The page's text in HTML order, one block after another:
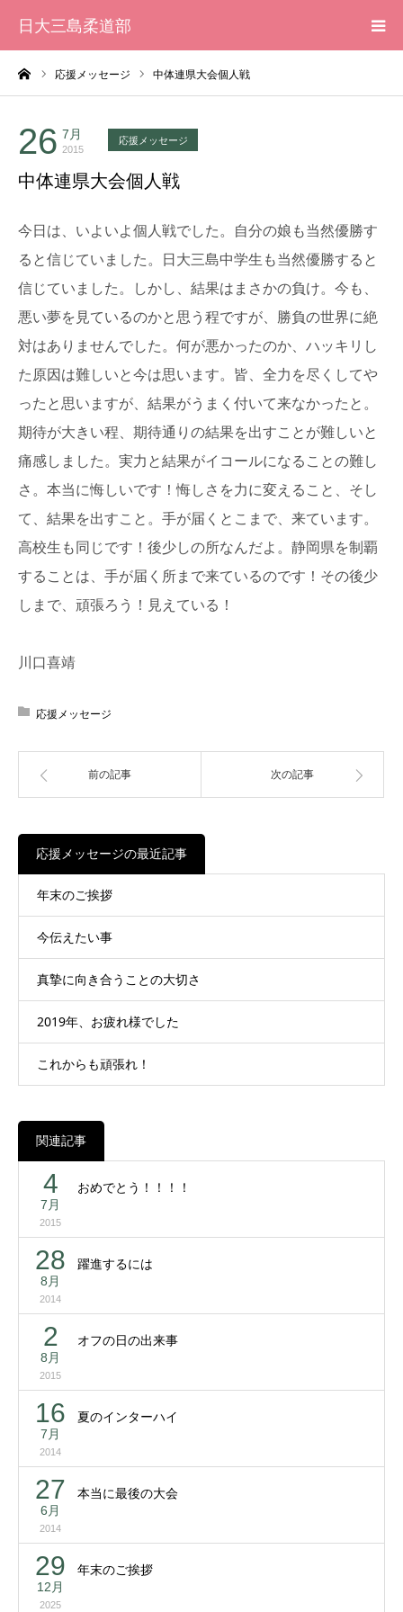
日大三島柔道部
応援メッセージ 中体連県大会個人戦
26 7月
2015
応援メッセージ
中体連県大会個人戦
今日は、いよいよ個人戦でした。自分の娘も当然優勝す
ると信じていました。日大三島中学生も当然優勝すると
信じていました。しかし、結果はまさかの負け。今も、
悪い夢を見ているのかと思う程ですが、勝負の世界に絶
対はありませんでした。何が悪かったのか、ハッキリし
た原因は難しいと今は思います。皆、全力を尽くしてや
ったと思いますが、結果がうまく付いて来なかったと。
期待が大きい程、期待通りの結果を出すことが難しいと
痛感しました。実力と結果がイコールになることの難し
さ。本当に悔しいです！悔しさを力に変えること、そし
て、結果を出すこと。手が届くとこまで、来ています。
高校生も同じです！後少しの所なんだよ。静岡県を制覇
することは、手が届く所まで来ているのです！その後少
しまで、頑張ろう！見えている！
川口喜靖
応援メッセージ
前の記事 次の記事
応援メッセージの最近記事
年末のご挨拶
今伝えたい事
真摯に向き合うことの大切さ
2019年、お疲れ様でした
これからも頑張れ！
関連記事
4
7月
2015
おめでとう！！！！
28
8月
2014
躍進するには
2
8月
2015
オフの日の出来事
16
7月
2014
夏のインターハイ
27
6月
2014
本当に最後の大会
29
12月
2025
年末のご挨拶
HOME
柔道部 紹介
ブログ
大会記録
写真集